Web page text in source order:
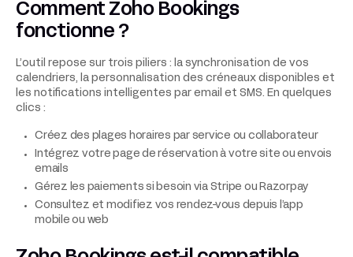
Comment Zoho Bookings
fonctionne ?
L’outil repose sur trois piliers : la synchronisation de vos
calendriers, la personnalisation des créneaux disponibles et
les notifications intelligentes par email et SMS. En quelques
clics :
Créez des plages horaires par service ou collaborateur
Intégrez votre page de réservation à votre site ou envois
emails
Gérez les paiements si besoin via Stripe ou Razorpay
Consultez et modifiez vos rendez-vous depuis l’app
mobile ou web